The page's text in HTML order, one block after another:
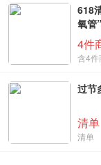
618
氧管”
4件
含4件
过节
清单
清单